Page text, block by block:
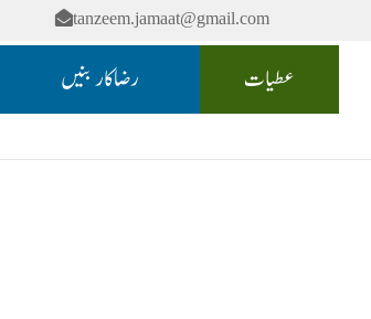
tanzeem.jamaat@gmail.com
عطیات رضاکار بنیں